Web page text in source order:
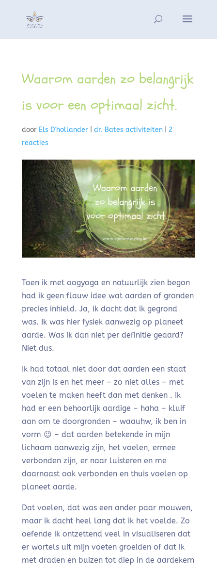
Waarom aarden zo belangrijk
is voor een optimaal zicht.
door Els D'hollander| dr. Bates activiteiten| 2
reacties
Toen ik met oogyoga en natuurlijk zien begon
had ik geen flauw idee wat aarden of gronden
precies inhield. Ja, ik dacht dat ik gegrond
was. Ik was hier fysiek aanwezig op planeet
aarde. Was ik dan niet per definitie geaard?
Niet dus.
Ik had totaal niet door dat aarden een staat
van zijn is en het meer – zo niet alles – met
voelen te maken heeft dan met denken . Ik
had er een behoorlijk aardige – haha – kluif
aan om te doorgronden – waauhw, ik ben in
vorm 😉 – dat aarden betekende in mijn
lichaam aanwezig zijn, het voelen, ermee
verbonden zijn, er naar luisteren en me
daarnaast ook verbonden en thuis voelen op
planeet aarde.
Dat voelen, dat was een ander paar mouwen,
maar ik dacht heel lang dat ik het voelde. Zo
oefende ik ontzettend veel in visualiseren dat
er wortels uit mijn voeten groeiden of dat ik
met draden en buizen tot diep in de aardekern